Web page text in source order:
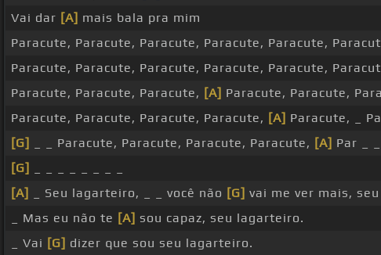
Vai dar [A] mais bala pra mim
Paracute, Paracute, Paracute, Paracute, Paracute,
Paracute, Paracute, Paracute, Paracute, Paracute,
Paracute, Paracute, Paracute, [A] Paracute, Paracute,
Paracute, Paracute, Paracute, Paracute, [A] Paracute, _
[G]
_ _ Paracute, Paracute, Paracute, Paracute, [A] Par _
[G]
[A]
_ Seu lagarteiro, _ _ você não [G] vai me ver mais,
_ Mas eu não te [A] sou capaz, seu lagarteiro.
_ Vai [G] dizer que sou seu lagarteiro.